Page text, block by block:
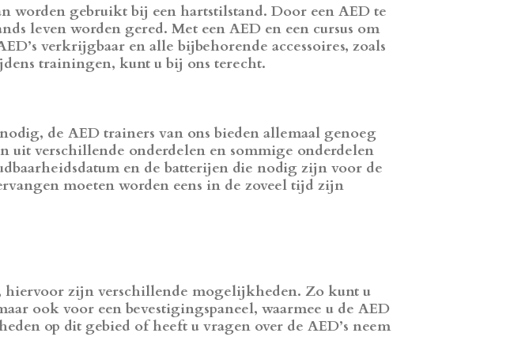
worden gebruikt bij een hartstilstand. Door een AED te
leven worden gered. Met een AED en een cursus om
verkrijgbaar en alle bijbehorende accessoires, zoals
trainingen, kunt u bij ons terecht.
de AED trainers van ons bieden allemaal genoeg
uit verschillende onderdelen en sommige onderdelen
en de batterijen die nodig zijn voor de
moeten worden eens in de zoveel tijd zijn
hiervoor zijn verschillende mogelijkheden. Zo kunt u
ook voor een bevestigingspaneel, waarmee u de AED
op dit gebied of heeft u vragen over de AED’s neem